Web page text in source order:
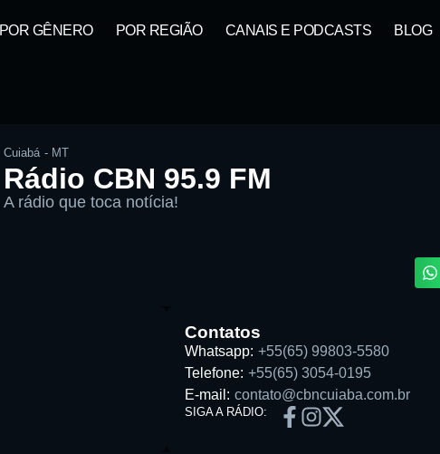
POR GÊNERO POR REGIÃO CANAIS E PODCASTS BLOG
Cuiabá - MT
Rádio CBN 95.9 FM
A rádio que toca notícia!
Contatos
Whatsapp: +55(65) 99803-5580
Telefone: +55(65) 3054-0195
E-mail: contato@cbncuiaba.com.br
SIGA A RÁDIO: